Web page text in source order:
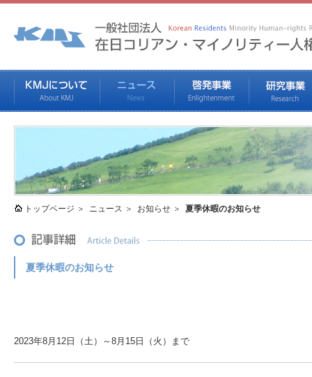
トップページ ニュース お知らせ 夏季休暇のお知らせ
夏季休暇のお知らせ
2023年8月12日（土）～8月15日（火）まで